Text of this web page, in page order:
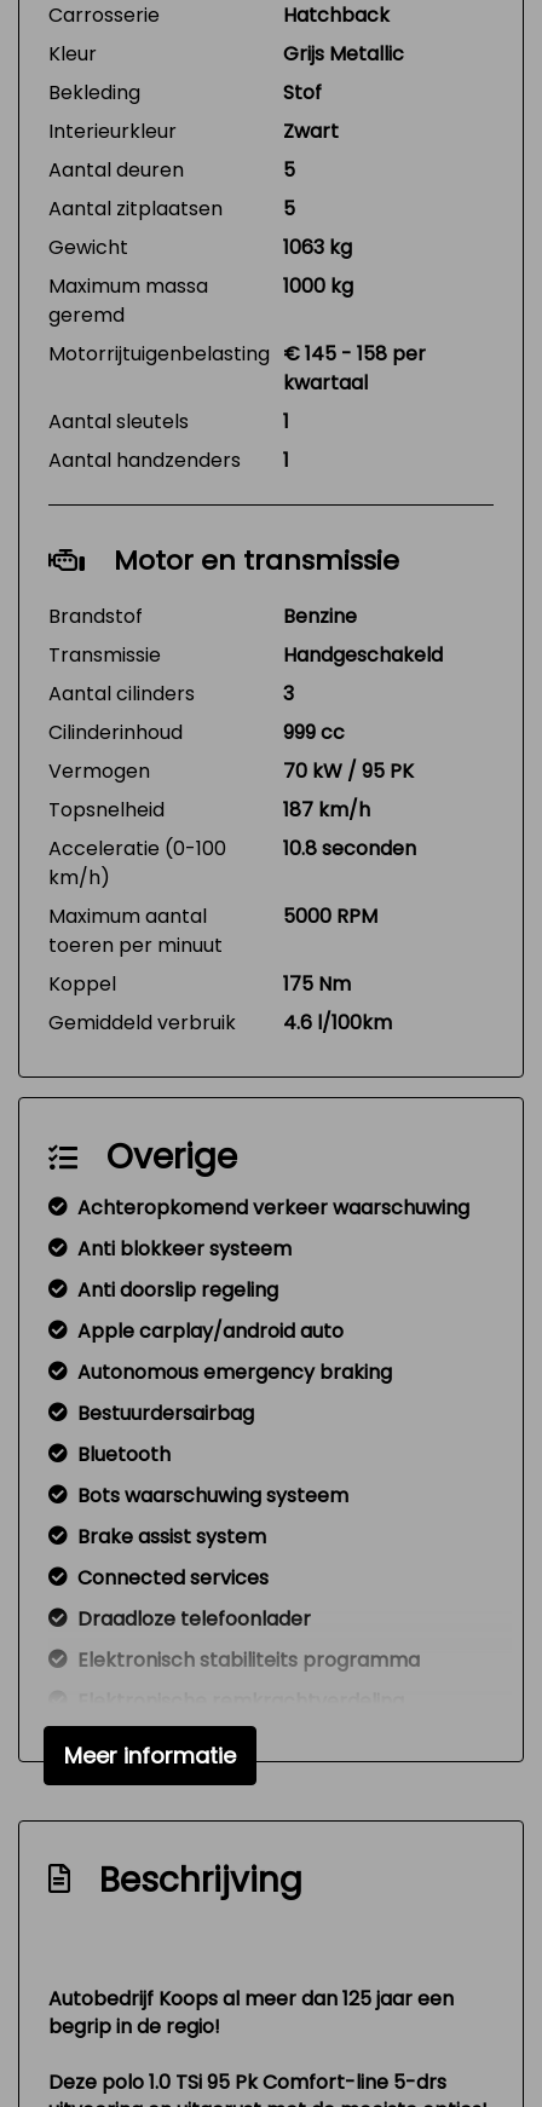
Carrosserie
Hatchback
Kleur
Grijs Metallic
Bekleding
Stof
Interieurkleur
Zwart
Aantal deuren
5
Aantal zitplaatsen
5
Gewicht
1063 kg
Maximum massa
geremd
1000 kg
Motorrijtuigenbelasting € 145 - 158 per
kwartaal
Aantal sleutels
1
Aantal handzenders
1
Motor en transmissie
Brandstof
Benzine
Transmissie
Handgeschakeld
Aantal cilinders
3
Cilinderinhoud
999 cc
Vermogen
70 kW / 95 PK
Topsnelheid
187 km/h
Acceleratie (0-100
km/h)
10.8 seconden
Maximum aantal
toeren per minuut
5000 RPM
Koppel
175 Nm
Gemiddeld verbruik
4.6 l/100km
Overige
Achteropkomend verkeer waarschuwing
Anti blokkeer systeem
Anti doorslip regeling
Apple carplay/android auto
Autonomous emergency braking
Bestuurdersairbag
Bluetooth
Bots waarschuwing systeem
Brake assist system
Connected services
Draadloze telefoonlader
Elektronisch stabiliteits programma
Hoofd airbag(s) achter
Hoofd airbag(s) voor
Passagiersairbag
Zij airbag(s) voor
Airco
Bestuurdersstoel in hoogte verstelbaar
Meer informatie
Beschrijving
Autobedrijf Koops al meer dan 125 jaar een
begrip in de regio!
Deze polo 1.0 TSi 95 Pk Comfort-line 5-drs